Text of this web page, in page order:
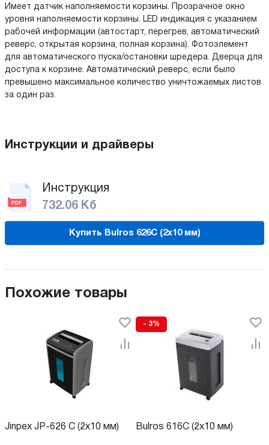
Имеет датчик наполняемости корзины. Прозрачное окно
уровня наполняемости корзины. LED индикация с указанием
рабочей информации (автостарт, перегрев, автоматический
реверс, открытая корзина, полная корзина). Фотоэлемент
для автоматического пуска/остановки шредера. Дверца для
доступа к корзине. Автоматический реверс, если было
превышено максимальное количество уничтожаемых листов
за один раз.
Инструкции и драйверы
Инструкция
732.06 Кб
Купить Bulros 626C (2x10 мм)
Похожие товары
Jinpex JP-626 C (2x10 мм)
- 3%
Bulros 616C (2x10 мм)